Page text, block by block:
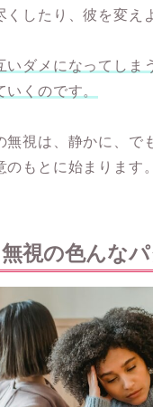
くしたり、彼を変え
いダメになってしま
くのです。
無視は、静かに、で
もとに始まります。
視の色んな